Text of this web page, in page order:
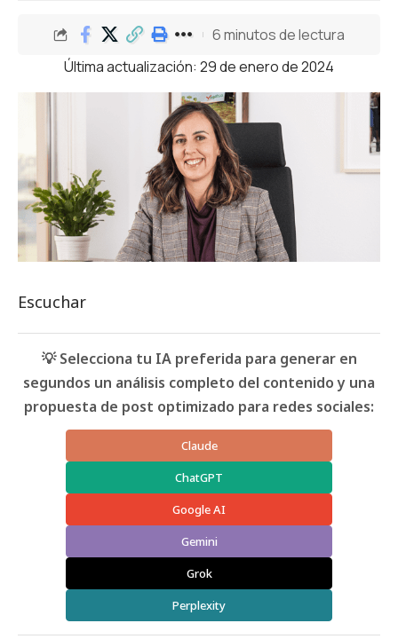
Última actualización: 29 de enero de 2024
6 minutos de lectura
Escuchar
💡 Selecciona tu IA preferida para generar en
segundos un análisis completo del contenido y una
propuesta de post optimizado para redes sociales:
Claude
ChatGPT
Google AI
Gemini
Grok
Perplexity